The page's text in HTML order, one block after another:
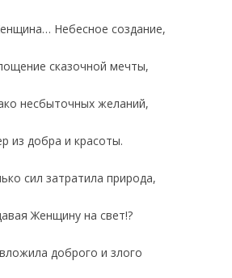
Небесное создание,
сказочной мечты,
несбыточных желаний,
из добра и красоты.
сил затратила природа,
Женщину на свет!?
доброго и злого